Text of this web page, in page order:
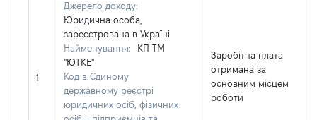
1
Джерело доходу:
Юридична особа,
зареєстрована в Україні
Найменування:
КП ТМ
"ЮТКЕ"
Код в Єдиному
державному реєстрі
юридичних осіб, фізичних
Заробітна плата
отримана за
основним місцем
роботи